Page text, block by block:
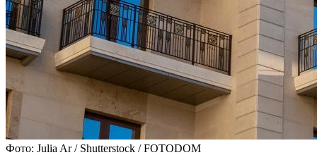
Фото: Julia Ar / Shutterstock / FOTODOM